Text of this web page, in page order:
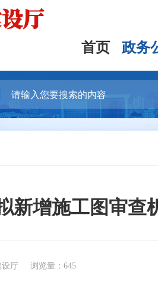
首页 政务
新增施工图审查
设厅 浏览量： 645